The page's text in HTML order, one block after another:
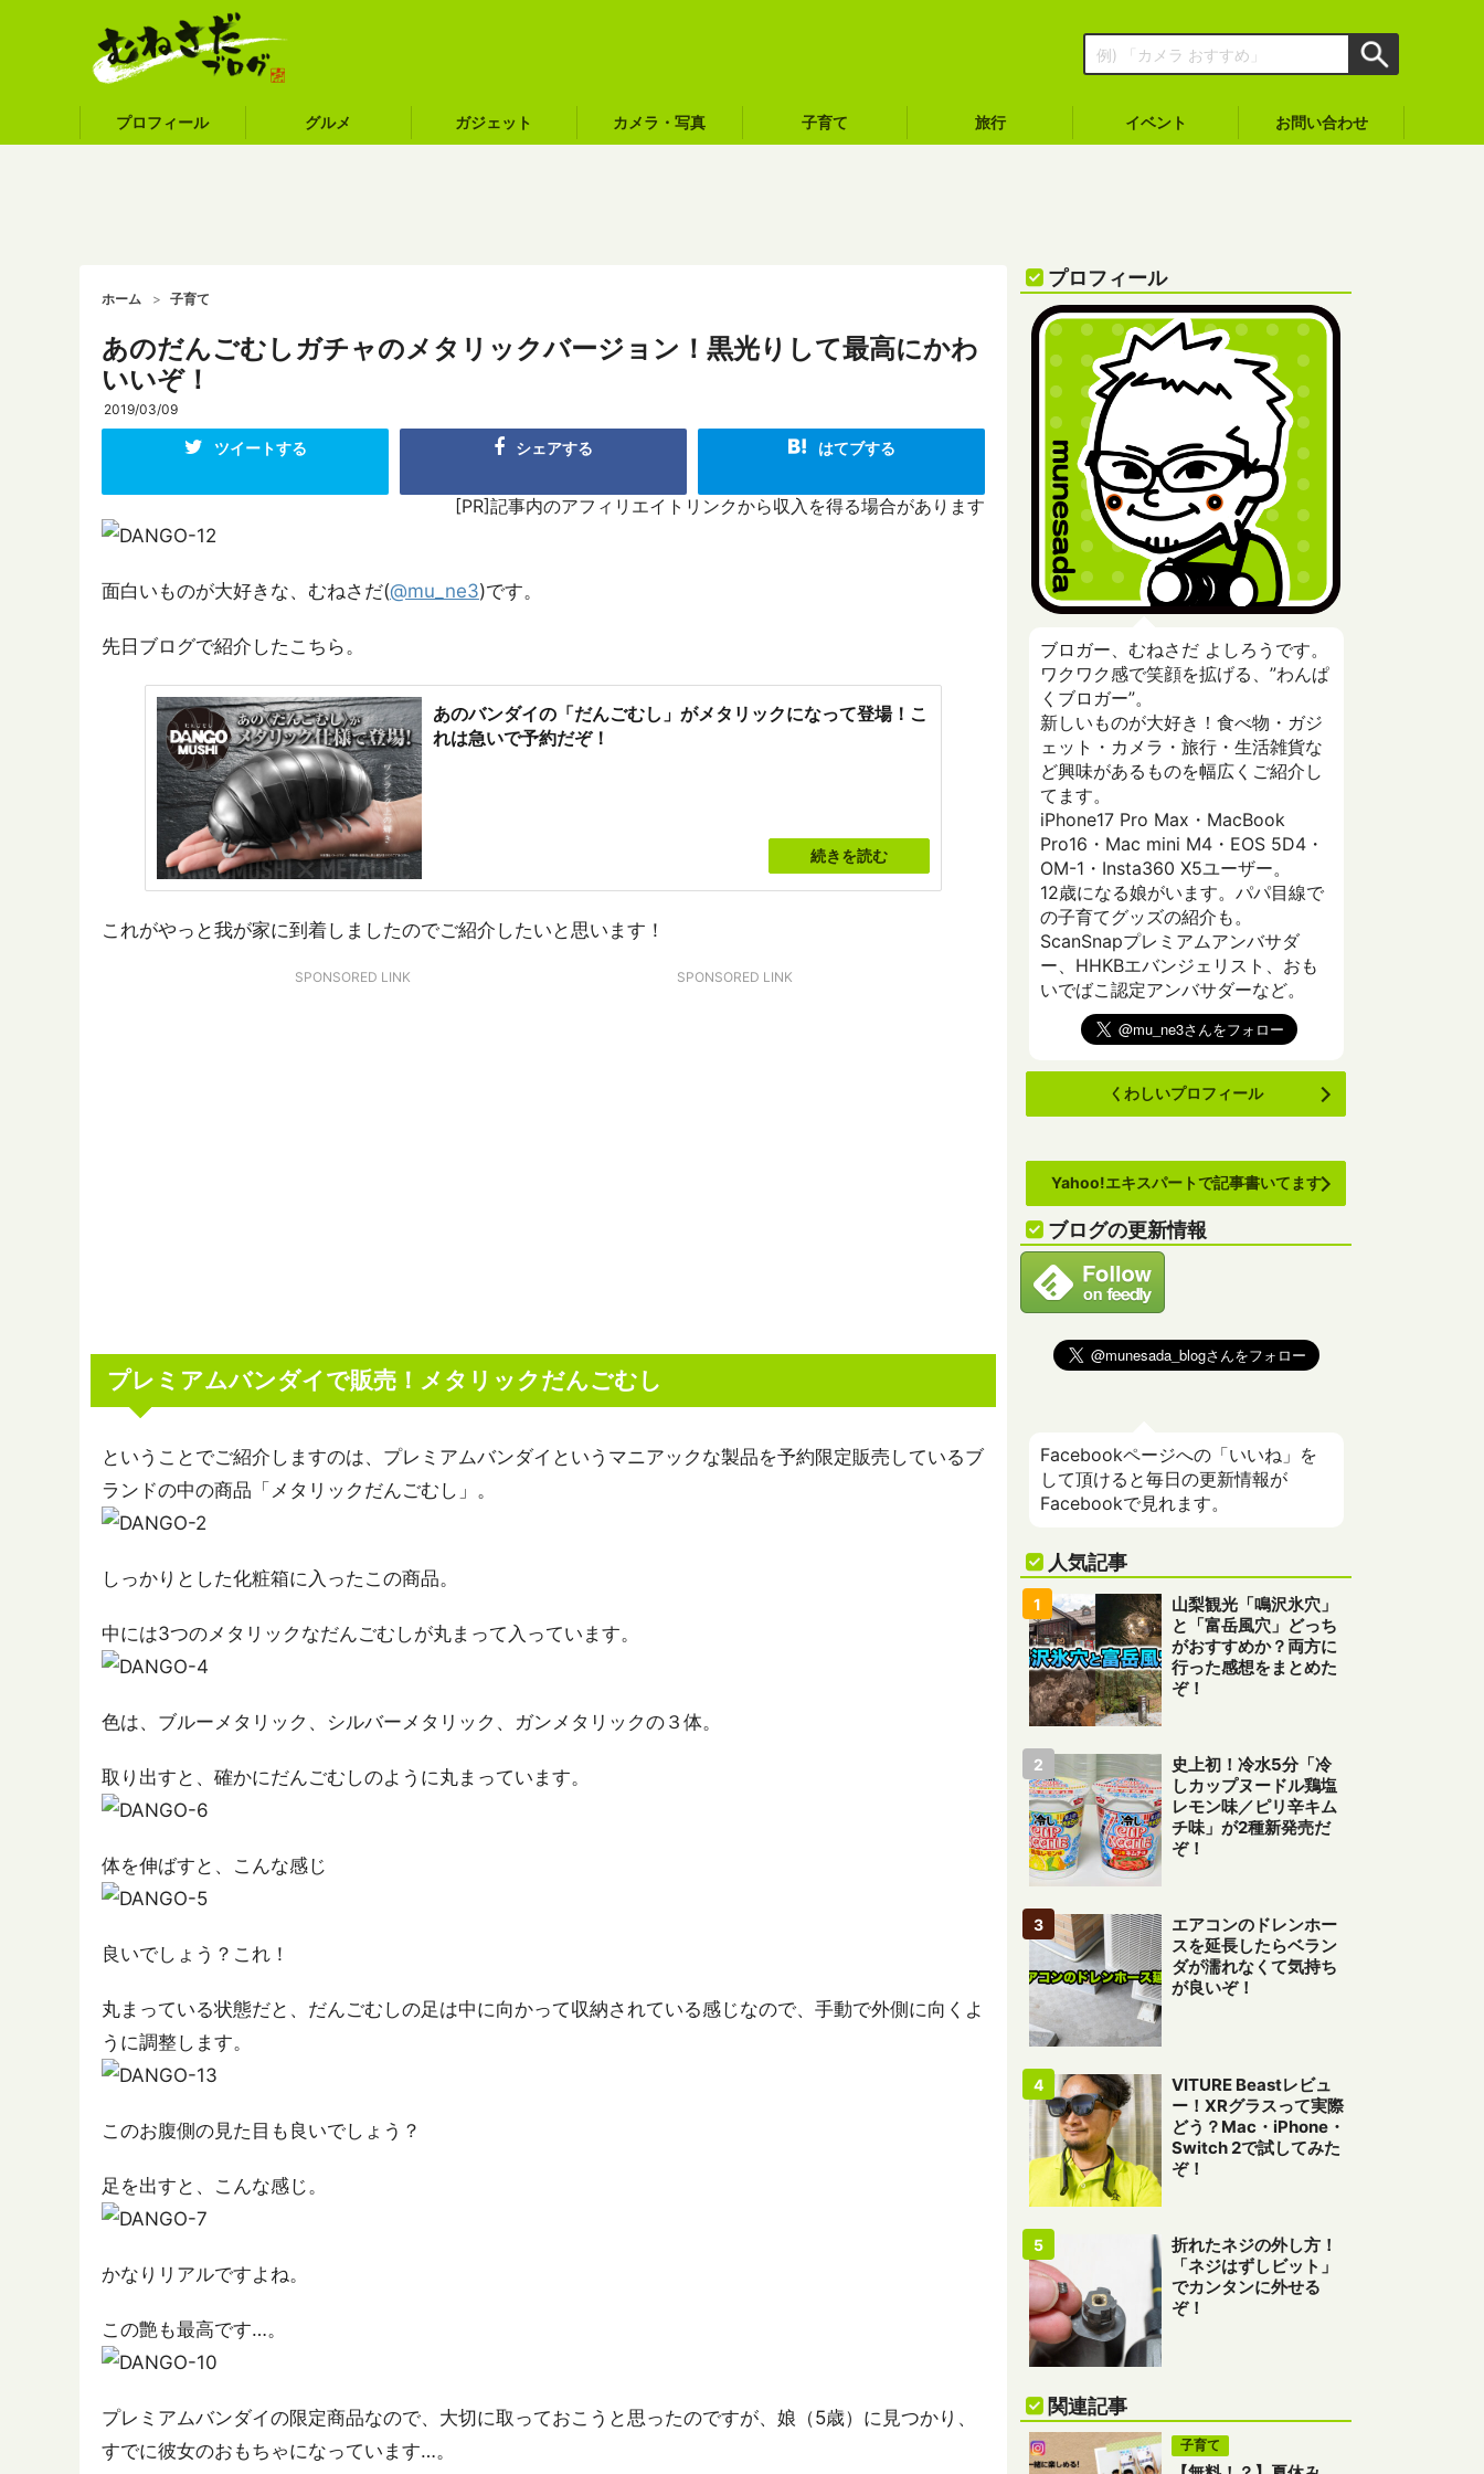
プロフィール グルメ ガジェット カメラ・写真 子育て 旅行 イベント お問い合わせ
ホーム 子育て
あのだんごむしガチャのメタリックバージョン！黒光りして最高にかわ
いいぞ！
2019/03/09
ツイートする シェアする はてブする
[PR]記事内のアフィリエイトリンクから収入を得る場合があります
面白いものが大好きな、むねさだ(@mu_ne3)です。
先日ブログで紹介したこちら。
あのバンダイの「だんごむし」がメタリックになって登場！こ
れは急いで予約だぞ！
続きを読む
これがやっと我が家に到着しましたのでご紹介したいと思います！
SPONSORED LINK SPONSORED LINK
プレミアムバンダイで販売！メタリックだんごむし
ということでご紹介しますのは、プレミアムバンダイというマニアックな製品を予約限定販売しているブ
ランドの中の商品「メタリックだんごむし」。
しっかりとした化粧箱に入ったこの商品。
中には3つのメタリックなだんごむしが丸まって入っています。
色は、ブルーメタリック、シルバーメタリック、ガンメタリックの３体。
取り出すと、確かにだんごむしのように丸まっています。
体を伸ばすと、こんな感じ
良いでしょう？これ！
丸まっている状態だと、だんごむしの足は中に向かって収納されている感じなので、手動で外側に向くよ
うに調整します。
このお腹側の見た目も良いでしょう？
足を出すと、こんな感じ。
かなりリアルですよね。
この艶も最高です…。
プレミアムバンダイの限定商品なので、大切に取っておこうと思ったのですが、娘（5歳）に見つかり、
すでに彼女のおもちゃになっています…。
プロフィール
ブロガー、むねさだ よしろうです。
ワクワク感で笑顔を拡げる、”わんぱ
くブロガー”。
新しいものが大好き！食べ物・ガジ
ェット・カメラ・旅行・生活雑貨な
ど興味があるものを幅広くご紹介し
てます。
iPhone17 Pro Max・MacBook
Pro16・Mac mini M4・EOS 5D4・
OM-1・Insta360 X5ユーザー。
12歳になる娘がいます。パパ目線で
の子育てグッズの紹介も。
ScanSnapプレミアムアンバサダ
ー、HHKBエバンジェリスト、おも
いでばこ認定アンバサダーなど。
くわしいプロフィール
Yahoo!エキスパートで記事書いてます
ブログの更新情報
Facebookページへの「いいね」を
して頂けると毎日の更新情報が
Facebookで見れます。
人気記事
山梨観光「鳴沢氷穴」
と「富岳風穴」どっち
がおすすめか？両方に
行った感想をまとめた
ぞ！
史上初！冷水5分「冷
しカップヌードル鶏塩
レモン味／ピリ辛キム
チ味」が2種新発売だ
ぞ！
エアコンのドレンホー
スを延長したらベラン
ダが濡れなくて気持ち
が良いぞ！
VITURE Beastレビュ
ー！XRグラスって実際
どう？Mac・iPhone・
Switch 2で試してみた
ぞ！
折れたネジの外し方！
「ネジはずしビット」
でカンタンに外せる
ぞ！
関連記事
子育て